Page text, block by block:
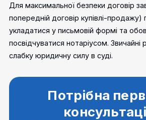
Для максимальної безпеки договір
попередній договір купівлі-продажу)
укладатися у письмовій формі та
посвідчуватися нотаріусом.
слабку юридичну силу в суді.
Потрібна